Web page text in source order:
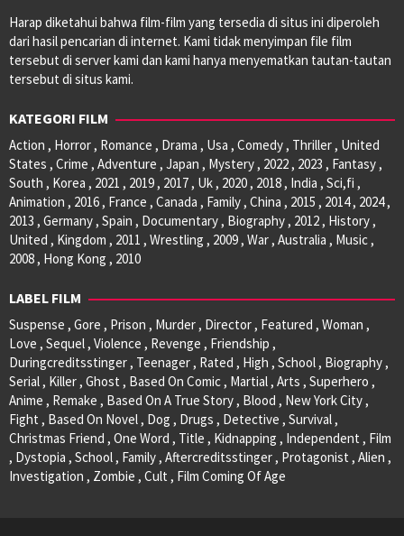
Harap diketahui bahwa film-film yang tersedia di situs ini diperoleh
dari hasil pencarian di internet. Kami tidak menyimpan file film
tersebut di server kami dan kami hanya menyematkan tautan-tautan
tersebut di situs kami.
KATEGORI FILM
Action , Horror , Romance , Drama , Usa , Comedy , Thriller , United
States , Crime , Adventure , Japan , Mystery , 2022 , 2023 , Fantasy ,
South , Korea , 2021 , 2019 , 2017 , Uk , 2020 , 2018 , India , Sci,fi ,
Animation , 2016 , France , Canada , Family , China , 2015 , 2014 , 2024 ,
2013 , Germany , Spain , Documentary , Biography , 2012 , History ,
United , Kingdom , 2011 , Wrestling , 2009 , War , Australia , Music ,
2008 , Hong Kong , 2010
LABEL FILM
Suspense , Gore , Prison , Murder , Director , Featured , Woman ,
Love , Sequel , Violence , Revenge , Friendship ,
Duringcreditsstinger , Teenager , Rated , High , School , Biography ,
Serial , Killer , Ghost , Based On Comic , Martial , Arts , Superhero ,
Anime , Remake , Based On A True Story , Blood , New York City ,
Fight , Based On Novel , Dog , Drugs , Detective , Survival ,
Christmas Friend , One Word , Title , Kidnapping , Independent , Film
, Dystopia , School , Family , Aftercreditsstinger , Protagonist , Alien ,
Investigation , Zombie , Cult , Film Coming Of Age